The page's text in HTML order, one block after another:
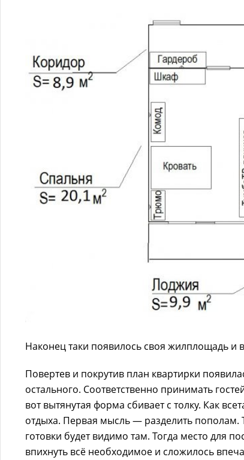
Наконец таки появилось своя жилплощадь и
Повертев и покрутив план квартирки
остального. Соответственно принимать
вот вытянутая форма сбивает с толку. Как
отдыха. Первая мысль — разделить пополам.
готовки будет видимо там. Тогда место для
впихнуть всё необходимое и сложилось